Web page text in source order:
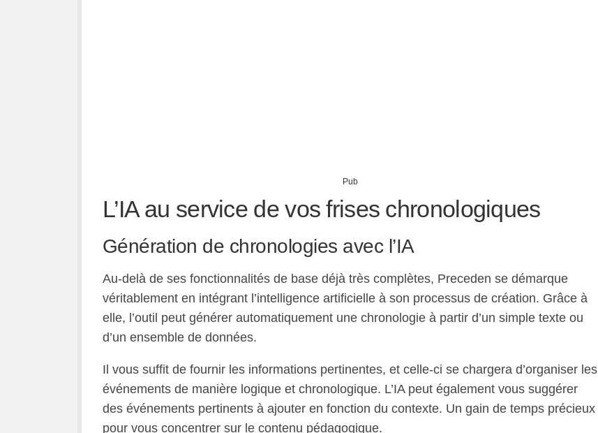
Pub
L’IA au service de vos frises chronologiques
Génération de chronologies avec l’IA
Au-delà de ses fonctionnalités de base déjà très complètes, Preceden se démarque
véritablement en intégrant l’intelligence artificielle à son processus de création. Grâce à
elle, l’outil peut générer automatiquement une chronologie à partir d’un simple texte ou
d’un ensemble de données.
Il vous suffit de fournir les informations pertinentes, et celle-ci se chargera d’organiser les
événements de manière logique et chronologique. L’IA peut également vous suggérer
des événements pertinents à ajouter en fonction du contexte. Un gain de temps précieux
pour vous concentrer sur le contenu pédagogique.